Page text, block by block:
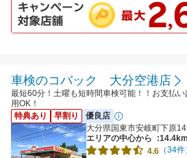
車検のコバック 大分空港店
最短60分！土曜も短時間車検可能！！お支払
用OK！
特典あり
早割り
優良店
大分県国東市安岐町下原
エリアの中心から
:14.4km
4.6 （34件